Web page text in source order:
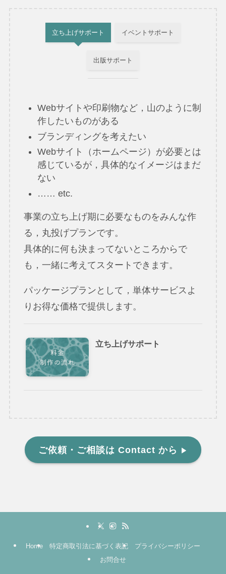
立ち上げサポート イベントサポート
出版サポート
Webサイトや印刷物など，山のように制
作したいものがある
ブランディングを考えたい
Webサイト（ホームページ）が必要とは
感じているが，具体的なイメージはまだ
ない
…… etc.
事業の立ち上げ期に必要なものをみんな作
る，丸投げプランです。
具体的に何も決まってないところからで
も，一緒に考えてスタートできます。
パッケージプランとして，単体サービスよ
りお得な価格で提供します。
立ち上げサポート
ご依頼・ご相談は Contact から ▶︎
Home 特定商取引法に基づく表記
プライバシーポリシー
お問合せ